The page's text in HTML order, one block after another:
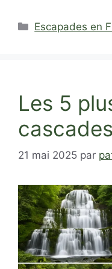
Catégories
Escapades en
Les 5
21 mai 2025 par